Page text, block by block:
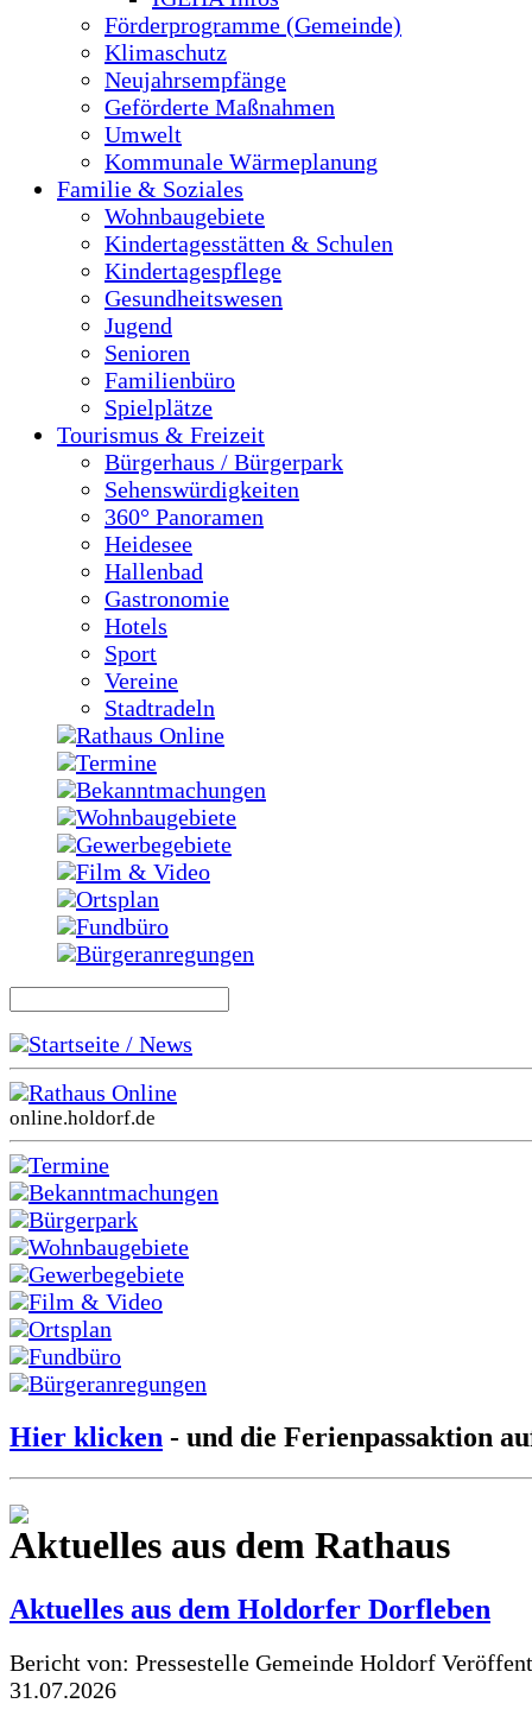
Förderprogramme (Gemeinde)
Klimaschutz
Neujahrsempfänge
Geförderte Maßnahmen
Umwelt
Kommunale Wärmeplanung
Familie & Soziales
Wohnbaugebiete
Kindertagesstätten & Schulen
Kindertagespflege
Gesundheitswesen
Jugend
Senioren
Familienbüro
Spielplätze
Tourismus & Freizeit
Bürgerhaus / Bürgerpark
Sehenswürdigkeiten
360° Panoramen
Heidesee
Hallenbad
Gastronomie
Hotels
Sport
Vereine
Stadtradeln
Rathaus Online
Termine
Bekanntmachungen
Wohnbaugebiete
Gewerbegebiete
Film & Video
Ortsplan
Fundbüro
Bürgeranregungen
Startseite / News
Rathaus Online
online.holdorf.de
Termine
Bekanntmachungen
Bürgerpark
Wohnbaugebiete
Gewerbegebiete
Film & Video
Ortsplan
Fundbüro
Bürgeranregungen
Hier klicken - und die Ferienpassaktion
Aktuelles aus dem Rathaus
Aktuelles aus dem Holdorfer Dorfleben
Bericht von: Pressestelle Gemeinde Holdorf
31.07.2026